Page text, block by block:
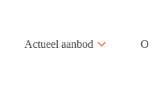
Actueel aanbod